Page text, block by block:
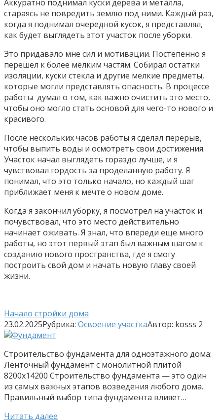
Аккуратно поднимал куски дерева и металла,
стараясь не повредить землю под ними. Каждый раз,
когда я поднимал очередной кусок, я представлял,
как будет выглядеть этот участок после уборки.
Это придавало мне сил и мотивации. Постепенно я
перешел к более мелким частям. Собирал остатки
изоляции, куски стекла и другие мелкие предметы,
которые могли представлять опасность. В процессе
работы думал о том, как важно очистить это место,
чтобы оно могло стать основой для чего-то нового и
красивого.
После нескольких часов работы я сделал перерыв,
чтобы выпить воды и осмотреть свои достижения.
Участок начал выглядеть гораздо лучше, и я
чувствовал гордость за проделанную работу. Я
понимал, что это только начало, но каждый шаг
приближает меня к мечте о новом доме.
Когда я закончил уборку, я посмотрел на участок и
почувствовал, что это место действительно
начинает оживать. Я знал, что впереди еще много
работы, но этот первый этап был важным шагом к
созданию нового пространства, где я смогу
построить свой дом и начать новую главу своей
жизни.
Начало стройки дома
23.02.2025Рубрика: Освоение участкаАвтор: kosss 2
Строительство фундамента для одноэтажного дома:
Ленточный фундамент с монолитной плитой
8200х14200 Строительство фундамента — это один
из самых важных этапов возведения любого дома.
Правильный выбор типа фундамента влияет…
Читать далее